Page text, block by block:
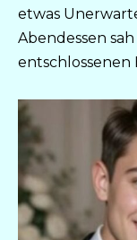
etwas
Abendessen
entschlossenen